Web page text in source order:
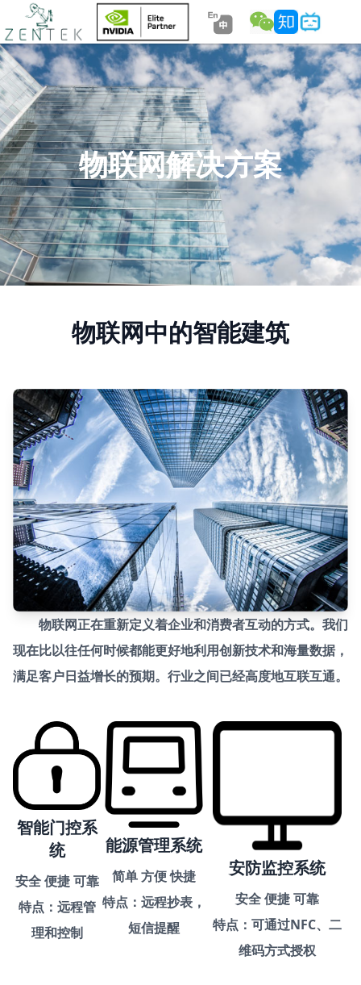
物联网解决方案
物联网中的智能建筑
物联网正在重新定义着企业和消费者互动的方式。我们
现在比以往任何时候都能更好地利用创新技术和海量数据，
满足客户日益增长的预期。行业之间已经高度地互联互通。
智能门控系
统
安全 便捷 可靠
特点：远程管
理和控制
能源管理系统
简单 方便 快捷
特点：远程抄表，
短信提醒
安防监控系统
安全 便捷 可靠
特点：可通过NFC、二
维码方式授权